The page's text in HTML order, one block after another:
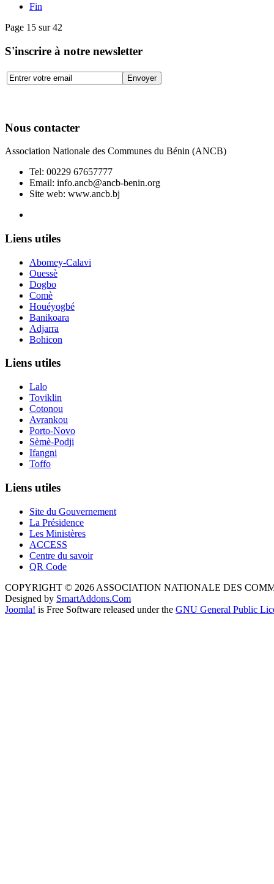
Fin
Page 15 sur 42
S'inscrire à notre newsletter
Nous contacter
Association Nationale des Communes du Bénin (ANCB)
Tel: 00229 67657777
Email: info.ancb@ancb-benin.org
Site web: www.ancb.bj
Liens utiles
Abomey-Calavi
Ouessè
Dogbo
Comè
Houéyogbé
Banikoara
Adjarra
Bohicon
Liens utiles
Lalo
Toviklin
Cotonou
Avrankou
Porto-Novo
Sèmè-Podji
Ifangni
Toffo
Liens utiles
Site du Gouvernement
La Présidence
Les Ministères
ACCESS
Centre du savoir
QR Code
COPYRIGHT © 2026 ASSOCIATION NATIONALE DES
Designed by SmartAddons.Com
Joomla! is Free Software released under the GNU General Public